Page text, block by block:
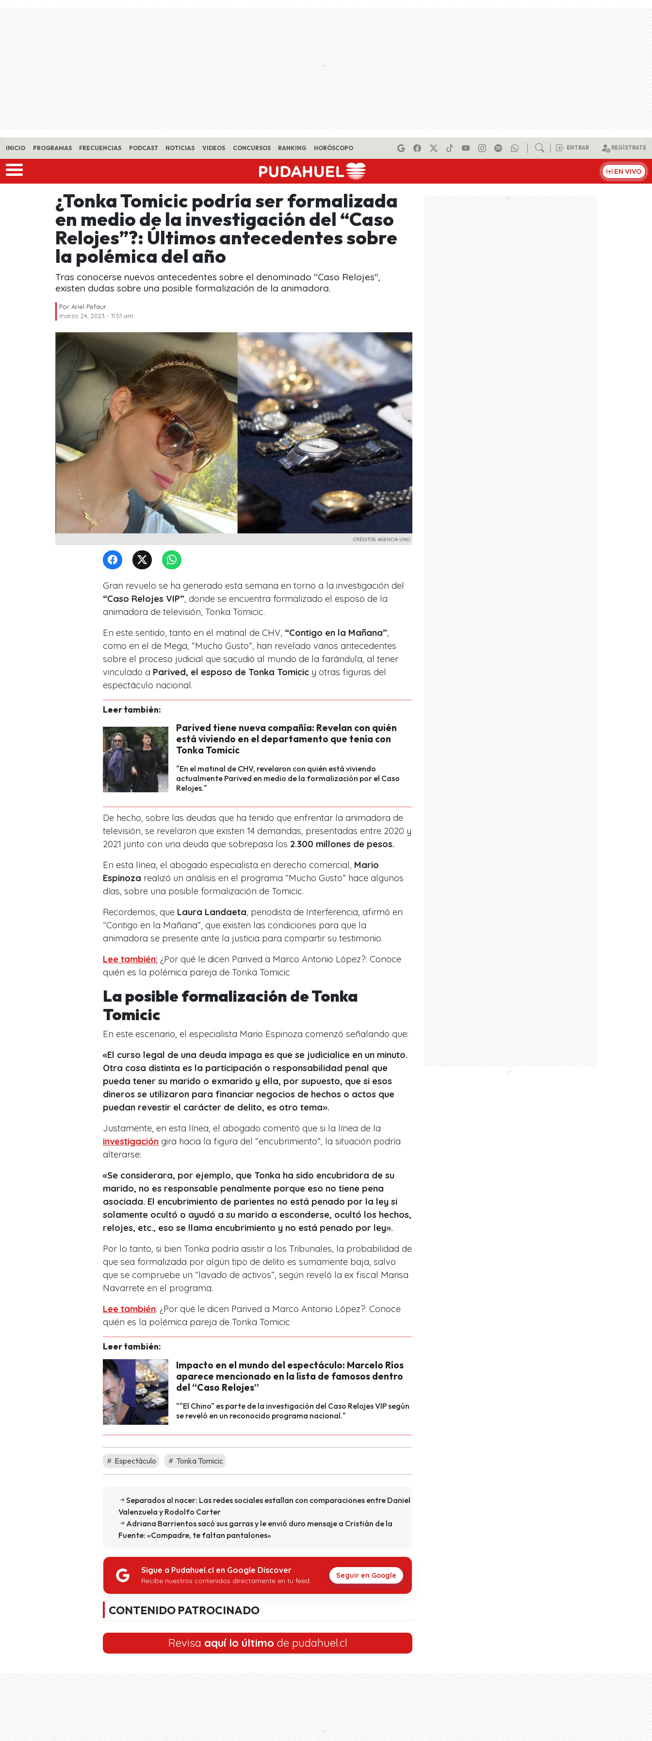
Skip to main content
INICIO PROGRAMAS FRECUENCIAS PODCAST NOTICIAS VIDEOS CONCURSOS RANKING HORÓSCOPO ENTRAR REGÍSTRATE
EN VIVO
¿Tonka Tomicic podría ser formalizada
en medio de la investigación del “Caso
Relojes”?: Últimos antecedentes sobre
la polémica del año
Tras conocerse nuevos antecedentes sobre el denominado "Caso Relojes",
existen dudas sobre una posible formalización de la animadora.
Por Ariel Pefaur
marzo 24, 2023 - 11:51 am
CRÉDITOS: AGENCIA UNO
Gran revuelo se ha generado esta semana en torno a la investigación del
“Caso Relojes VIP” , donde se encuentra formalizado el esposo de la
animadora de televisión, Tonka Tomicic.
En este sentido, tanto en el matinal de CHV, “Contigo en la Mañana”
como en el de Mega, “Mucho Gusto” , han revelado varios antecedentes
sobre el proceso judicial que sacudió al mundo de la farándula, al tener
vinculado a Parived, el esposo de Tonka Tomicic y otras figuras del
espectáculo nacional.
Leer también:
Parived tiene nueva compañía: Revelan con quién
está viviendo en el departamento que tenía con
Tonka Tomicic
"En el matinal de CHV, revelaron con quién está viviendo
actualmente Parived en medio de la formalización por el Caso
Relojes."
De hecho, sobre las deudas que ha tenido que enfrentar la animadora de
televisión, se revelaron que existen 14 demandas, presentadas entre 2020 y
2021 junto con una deuda que sobrepasa los 2.300 millones de pesos.
En esta línea, el abogado especialista en derecho comercial, Mario
Espinoza realizó un análisis en el programa “Mucho Gusto” hace algunos
días, sobre una posible formalización de Tomicic.
Recordemos, que Laura Landaeta , periodista de Interferencia, afirmó en
“Contigo en la Mañana” , que existen las condiciones para que la
animadora se presente ante la justicia para compartir su testimonio.
Lee también: ¿Por qué le dicen Parived a Marco Antonio López?: Conoce
quién es la polémica pareja de Tonka Tomicic
La posible formalización de Tonka
Tomicic
En este escenario, el especialista Mario Espinoza comenzó señalando que:
«El curso legal de una deuda impaga es que se judicialice en un minuto.
Otra cosa distinta es la participación o responsabilidad penal que
pueda tener su marido o exmarido y ella, por supuesto, que si esos
dineros se utilizaron para financiar negocios de hechos o actos que
puedan revestir el carácter de delito, es otro tema».
Justamente, en esta línea, el abogado comentó que si la línea de la
investigación gira hacia la figura del “encubrimiento”, la situación podría
alterarse:
«Se considerara, por ejemplo, que Tonka ha sido encubridora de su
marido, no es responsable penalmente porque eso no tiene pena
asociada. El encubrimiento de parientes no está penado por la ley si
solamente ocultó o ayudó a su marido a esconderse, ocultó los hechos,
relojes, etc., eso se llama encubrimiento y no está penado por ley».
Por lo tanto, si bien Tonka podría asistir a los Tribunales, la probabilidad de
que sea formalizada por algún tipo de delito es sumamente baja, salvo
que se compruebe un “lavado de activos”, según reveló la ex fiscal Marisa
Navarrete en el programa.
Lee también: ¿Por qué le dicen Parived a Marco Antonio López?: Conoce
quién es la polémica pareja de Tonka Tomicic
Leer también:
Impacto en el mundo del espectáculo: Marcelo Ríos
aparece mencionado en la lista de famosos dentro
del “Caso Relojes”
""El Chino" es parte de la investigación del Caso Relojes VIP según
se reveló en un reconocido programa nacional."
Espectáculo Tonka Tomicic
Separados al nacer: Las redes sociales estallan con comparaciones entre Daniel
Valenzuela y Rodolfo Carter
Adriana Barrientos sacó sus garras y le envió duro mensaje a Cristián de la
Fuente: «Compadre, te faltan pantalones»
Sigue a Pudahuel.cl en Google Discover
Recibe nuestros contenidos directamente en tu feed.
Seguir en Google
CONTENIDO PATROCINADO
Revisa aquí lo último de pudahuel.cl